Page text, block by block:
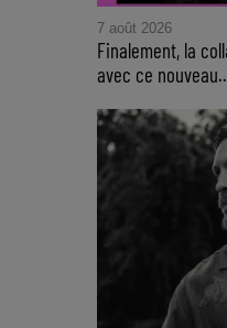
7 août 2026
Finalement, la
avec ce